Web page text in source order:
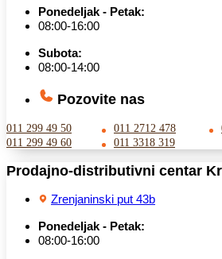
Ponedeljak - Petak:
08:00-16:00
Subota:
08:00-14:00
Pozovite nas
011 299 49 50 011 2712 478
011 299 49 60
011 3318 319
Prodajno-distributivni centar
Zrenjaninski put 43b
Ponedeljak - Petak:
08:00-16:00